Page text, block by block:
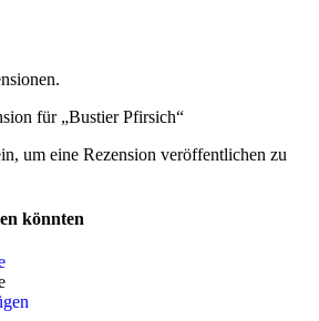
für „Bustier Pfirsich“
um eine Rezension veröffentlichen zu
könnten